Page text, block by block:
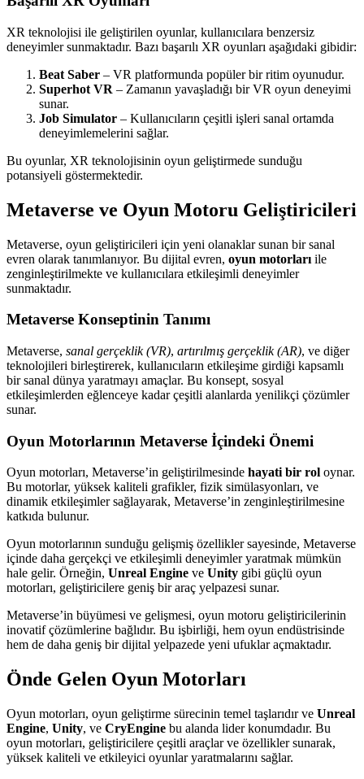
XR teknolojisi ile geliştirilen oyunlar, kullanıcılara benzersiz
deneyimler sunmaktadır. Bazı başarılı XR oyunları aşağıdaki gibidir:
Beat Saber – VR platformunda popüler bir ritim oyunudur.
Superhot VR – Zamanın yavaşladığı bir VR oyun deneyimi
sunar.
Job Simulator – Kullanıcıların çeşitli işleri sanal ortamda
deneyimlemelerini sağlar.
Bu oyunlar, XR teknolojisinin oyun geliştirmede sunduğu
potansiyeli göstermektedir.
Metaverse ve Oyun Motoru Geliştiricileri
Metaverse, oyun geliştiricileri için yeni olanaklar sunan bir sanal
evren olarak tanımlanıyor. Bu dijital evren, oyun motorları ile
zenginleştirilmekte ve kullanıcılara etkileşimli deneyimler
sunmaktadır.
Metaverse Konseptinin Tanımı
Metaverse, sanal gerçeklik (VR), artırılmış gerçeklik (AR), ve diğer
teknolojileri birleştirerek, kullanıcıların etkileşime girdiği kapsamlı
bir sanal dünya yaratmayı amaçlar. Bu konsept, sosyal
etkileşimlerden eğlenceye kadar çeşitli alanlarda yenilikçi çözümler
sunar.
Oyun Motorlarının Metaverse İçindeki Önemi
Oyun motorları, Metaverse’in geliştirilmesinde hayati bir rol oynar.
Bu motorlar, yüksek kaliteli grafikler, fizik simülasyonları, ve
dinamik etkileşimler sağlayarak, Metaverse’in zenginleştirilmesine
katkıda bulunur.
Oyun motorlarının sunduğu gelişmiş özellikler sayesinde, Metaverse
içinde daha gerçekçi ve etkileşimli deneyimler yaratmak mümkün
hale gelir. Örneğin, Unreal Engine ve Unity gibi güçlü oyun
motorları, geliştiricilere geniş bir araç yelpazesi sunar.
Metaverse’in büyümesi ve gelişmesi, oyun motoru geliştiricilerinin
inovatif çözümlerine bağlıdır. Bu işbirliği, hem oyun endüstrisinde
hem de daha geniş bir dijital yelpazede yeni ufuklar açmaktadır.
Önde Gelen Oyun Motorları
Oyun motorları, oyun geliştirme sürecinin temel taşlarıdır ve Unreal
Engine, Unity, ve CryEngine bu alanda lider konumdadır. Bu
oyun motorları, geliştiricilere çeşitli araçlar ve özellikler sunarak,
yüksek kaliteli ve etkileyici oyunlar yaratmalarını sağlar.